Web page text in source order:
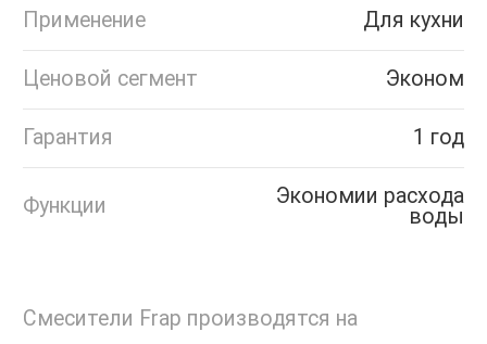
Применение Для кухни
Ценовой сегмент Эконом
Гарантия 1 год
Функции
Экономии расхода
воды
Смесители Frap производятся на